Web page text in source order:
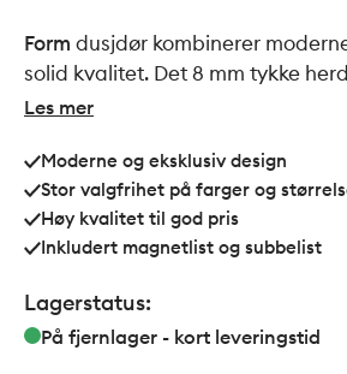
Form dusjdør kombinerer
solid kvalitet. Det 8 mm tykke
et eksklusivt uttrykk og en stabil
for maksimal fleksibilitet og
Les mer
Moderne og eksklusiv design
Stor valgfrihet på farger og
Høy kvalitet til god pris
Inkludert magnetlist og subbelist
Lagerstatus:
På fjernlager - kort leveringstid